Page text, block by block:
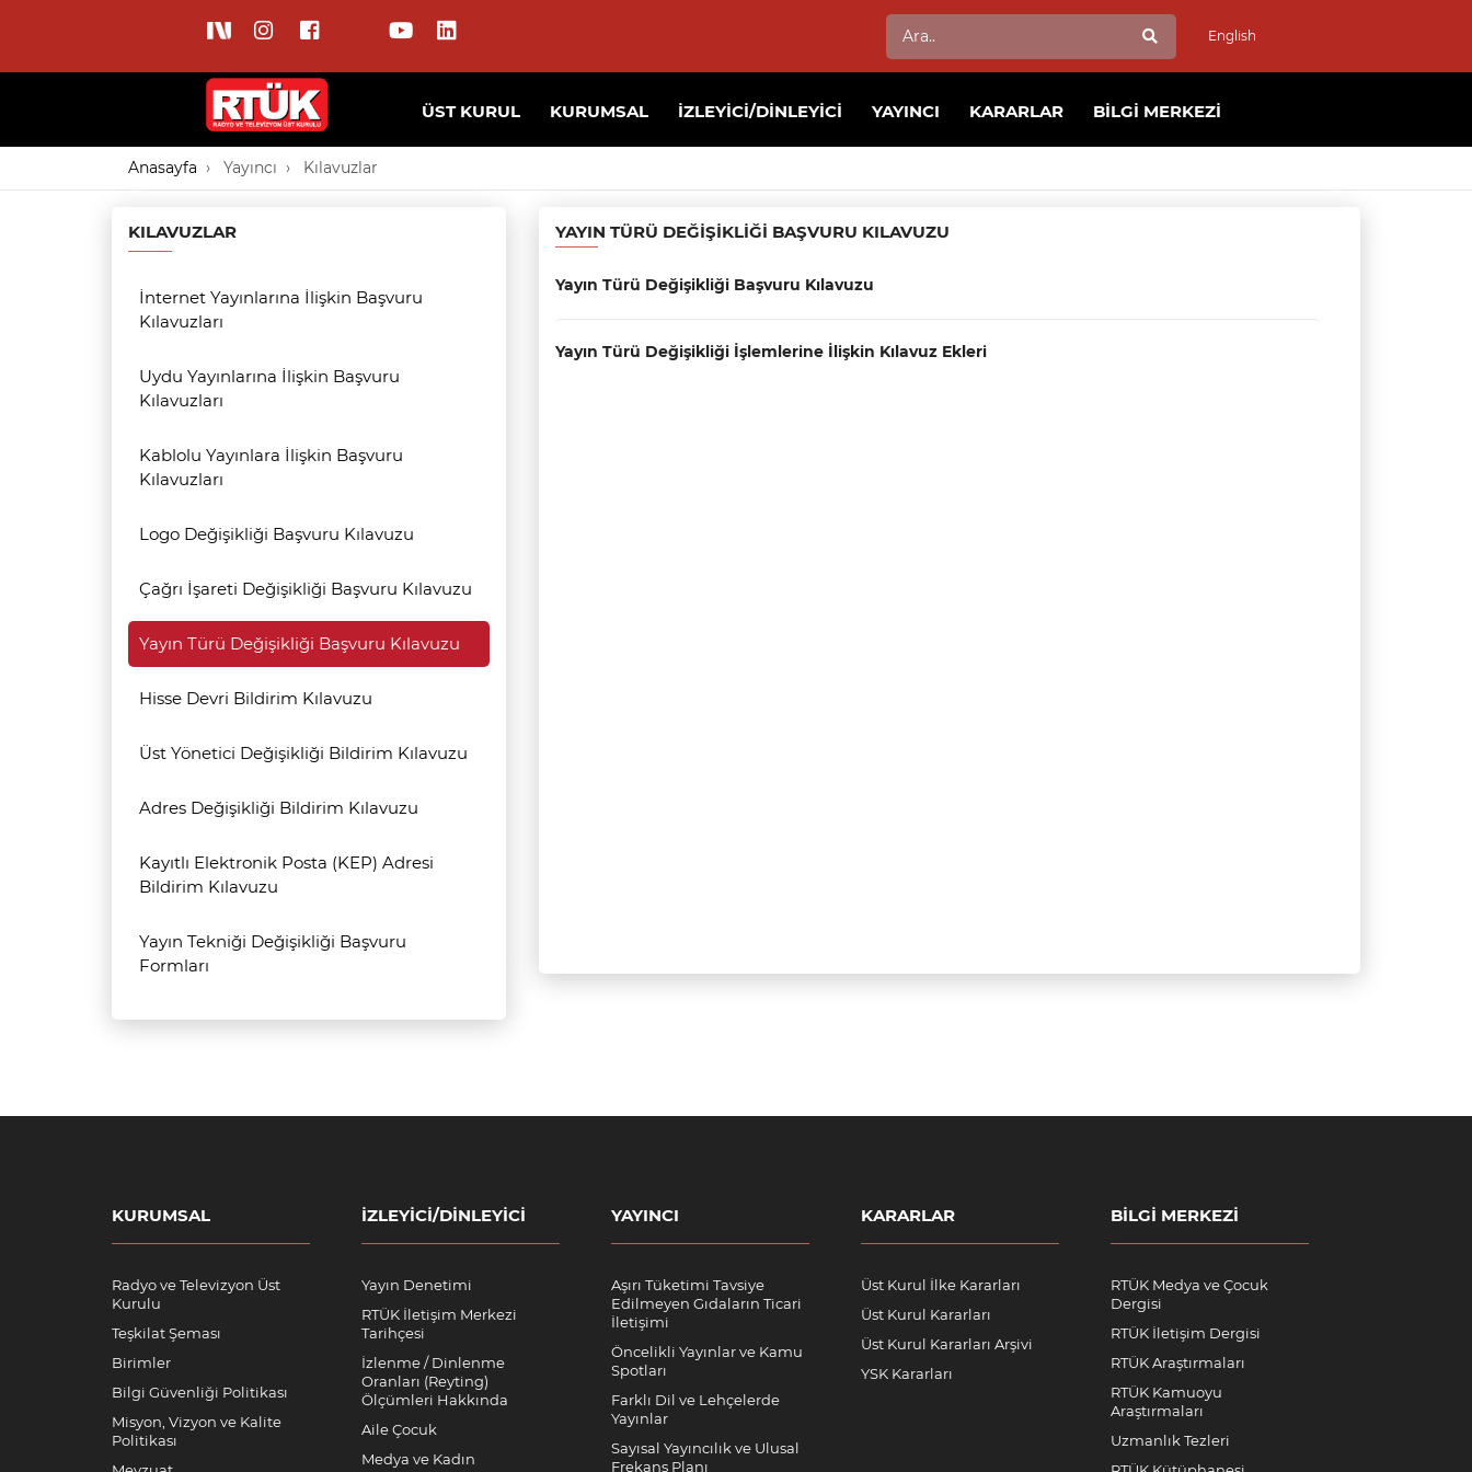
English
ÜST KURUL KURUMSAL İZLEYICI/DINLEYICI YAYINCI KARARLAR BILGI MERKEZI
Anasayfa Yayıncı Kılavuzlar
KILAVUZLAR
İnternet Yayınlarına İlişkin Başvuru
Kılavuzları
Uydu Yayınlarına İlişkin Başvuru
Kılavuzları
Kablolu Yayınlara İlişkin Başvuru
Kılavuzları
Logo Değişikliği Başvuru Kılavuzu
Çağrı İşareti Değişikliği Başvuru Kılavuzu
Yayın Türü Değişikliği Başvuru Kılavuzu
Hisse Devri Bildirim Kılavuzu
Üst Yönetici Değişikliği Bildirim Kılavuzu
Adres Değişikliği Bildirim Kılavuzu
Kayıtlı Elektronik Posta (KEP) Adresi
Bildirim Kılavuzu
Yayın Tekniği Değişikliği Başvuru
Formları
YAYIN TÜRÜ DEĞIŞIKLIĞI BAŞVURU KILAVUZU
Yayın Türü Değişikliği Başvuru Kılavuzu
Yayın Türü Değişikliği İşlemlerine İlişkin Kılavuz Ekleri
KURUMSAL
Radyo ve Televizyon Üst
Kurulu
Teşkilat Şeması
Birimler
Bilgi Güvenliği Politikası
Misyon, Vizyon ve Kalite
Politikası
İZLEYICI/DINLEYICI
Yayın Denetimi
RTÜK İletişim Merkezi
Tarihçesi
İzlenme / Dinlenme
Oranları (Reyting)
Ölçümleri Hakkında
Aile Çocuk
Medya ve Kadın
YAYINCI
Aşırı Tüketimi Tavsiye
Edilmeyen Gıdaların Ticari
İletişimi
Öncelikli Yayınlar ve Kamu
Spotları
Farklı Dil ve Lehçelerde
Yayınlar
Sayısal Yayıncılık ve Ulusal
Frekans Planı
KARARLAR
Üst Kurul İlke Kararları
Üst Kurul Kararları
Üst Kurul Kararları Arşivi
YSK Kararları
BILGI MERKEZI
RTÜK Medya ve Çocuk
Dergisi
RTÜK İletişim Dergisi
RTÜK Araştırmaları
RTÜK Kamuoyu
Araştırmaları
Uzmanlık Tezleri